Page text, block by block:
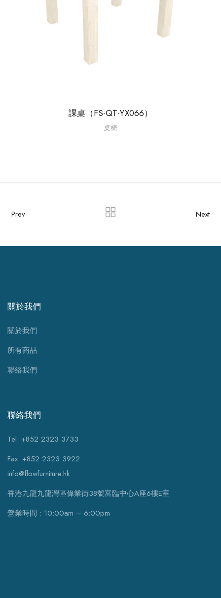
課桌（FS-QT-YX066）
桌椅
Prev Next
關於我們
關於我們
所有商品
聯絡我們
聯絡我們
Tel: +852 2323 3733
Fax: +852 2323 3922
info@flowfurniture.hk
香港九龍九龍灣區偉業街38號富臨中心A座6樓E室
營業時間 : 10:00am – 6:00pm